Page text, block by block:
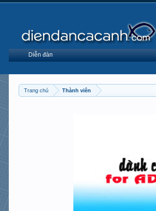
Trang chủ Thành viên
Diễn đàn